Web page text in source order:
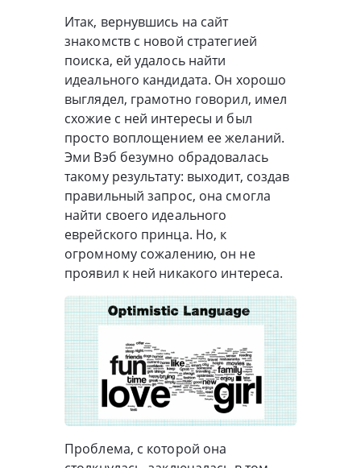
Итак, вернувшись на сайт
знакомств с новой стратегией
поиска, ей удалось найти
идеального кандидата. Он хорошо
выглядел, грамотно говорил, имел
схожие с ней интересы и был
просто воплощением ее желаний.
Эми Вэб безумно обрадовалась
такому результату: выходит, создав
правильный запрос, она смогла
найти своего идеального
еврейского принца. Но, к
огромному сожалению, он не
проявил к ней никакого интереса.
Проблема, с которой она